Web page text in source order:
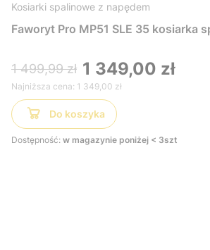
Kosiarki spalinowe z napędem
Faworyt Pro MP51 SLE 35 kosiarka
1 499,99 zł 1 349,00 zł
Najniższa cena: 1 349,00 zł
Do koszyka
Dostępność: w magazynie poniżej < 3szt